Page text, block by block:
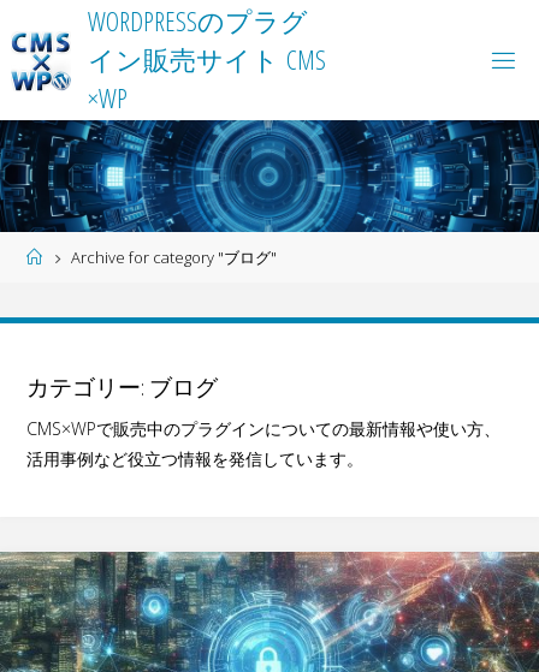
to
content
WORDPRESSのプラ グ
イ ン販売サイ ト CMS
×WP
HomeArchive for category "ブログ"
カテゴリー: ブログ
CMS×WPで販売中のプラグインについての最新情報や使い方、
活用事例など役立つ情報を発信しています。